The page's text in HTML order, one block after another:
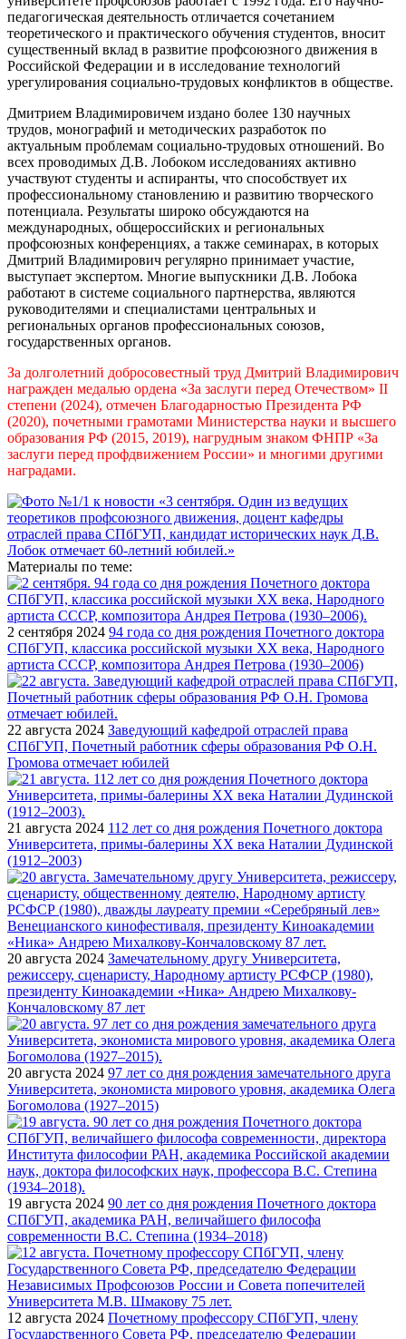
педагогическая деятельность отличается сочетанием
теоретического и практического обучения студентов, вносит
существенный вклад в развитие профсоюзного движения в
Российской Федерации и в исследование технологий
урегулирования социально-трудовых конфликтов в обществе.
Дмитрием Владимировичем издано более 130 научных
трудов, монографий и методических разработок по
актуальным проблемам социально-трудовых отношений. Во
всех проводимых Д.В. Лобоком исследованиях активно
участвуют студенты и аспиранты, что способствует их
профессиональному становлению и развитию творческого
потенциала. Результаты широко обсуждаются на
международных, общероссийских и региональных
профсоюзных конференциях, а также семинарах, в которых
Дмитрий Владимирович регулярно принимает участие,
выступает экспертом. Многие выпускники Д.В. Лобока
работают в системе социального партнерства, являются
руководителями и специалистами центральных и
региональных органов профессиональных союзов,
государственных органов.
За долголетний добросовестный труд Дмитрий Владимирович
награжден медалью ордена «За заслуги перед Отечеством» II
степени (2024), отмечен Благодарностью Президента РФ
(2020), почетными грамотами Министерства науки и высшего
образования РФ (2015, 2019), нагрудным знаком ФНПР «За
заслуги перед профдвижением России» и многими другими
наградами.
Материалы по теме:
2 сентября 2024 94 года со дня рождения Почетного доктора
СПбГУП, классика российской музыки ХХ века, Народного
артиста СССР, композитора Андрея Петрова (1930–2006)
22 августа 2024 Заведующий кафедрой отраслей права
СПбГУП, Почетный работник сферы образования РФ О.Н.
Громова отмечает юбилей
21 августа 2024 112 лет со дня рождения Почетного доктора
Университета, примы-балерины XX века Наталии Дудинской
(1912–2003)
20 августа 2024 Замечательному другу Университета,
режиссеру, сценаристу, Народному артисту РСФСР (1980),
президенту Киноакадемии «Ника» Андрею Михалкову-
Кончаловскому 87 лет
20 августа 2024 97 лет со дня рождения замечательного друга
Университета, экономиста мирового уровня, академика Олега
Богомолова (1927–2015)
19 августа 2024 90 лет со дня рождения Почетного доктора
СПбГУП, академика РАН, величайшего философа
современности В.С. Степина (1934–2018)
12 августа 2024 Почетному профессору СПбГУП, члену
Государственного Совета РФ, председателю Федерации